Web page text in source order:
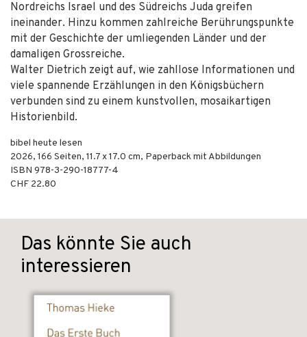
Nordreichs Israel und des Südreichs Juda greifen
ineinander. Hinzu kommen zahlreiche Berührungspunkte
mit der Geschichte der umliegenden Länder und der
damaligen Grossreiche.
Walter Dietrich zeigt auf, wie zahllose Informationen und
viele spannende Erzählungen in den Königsbüchern
verbunden sind zu einem kunstvollen, mosaikartigen
Historienbild.
bibel heute lesen
2026, 166 Seiten, 11.7 x 17.0 cm, Paperback mit Abbildungen
ISBN 978-3-290-18777-4
CHF 22.80
Das könnte Sie auch
interessieren